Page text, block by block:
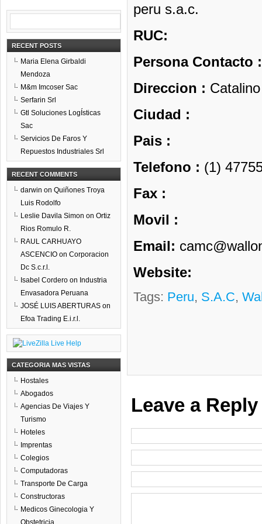
peru s.a.c.
RUC:
Persona Contacto :
Direccion :
Ciudad :
Pais :
Telefono : (1)
Fax :
Movil :
Email:
Website:
Tags: Peru, S.a.c,
Leave a Reply
RECENT POSTS
Maria Elena Girbaldi
Mendoza
M&m Imcoser Sac
Serfarin Srl
Gtl Soluciones LogÍsticas
Sac
Servicios De Faros Y
Repuestos Industriales Srl
RECENT COMMENTS
darwin on Quiñones Troya
Luis Rodolfo
Leslie Davila Simon on Ortiz
Rios Romulo R.
RAUL CARHUAYO
ASCENCIO on Corporacion
Dc S.c.r.l.
Isabel Cordero on Industria
Envasadora Peruana
JOSÉ LUIS ABERTURAS on
Efoa Trading E.i.r.l.
CATEGORIA MAS VISTAS
Hostales
Abogados
Agencias De Viajes Y
Turismo
Hoteles
Imprentas
Colegios
Computadoras
Transporte De Carga
Constructoras
Medicos Ginecologia Y
Obstetricia